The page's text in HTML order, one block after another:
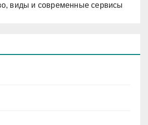
виды и современные сервисы